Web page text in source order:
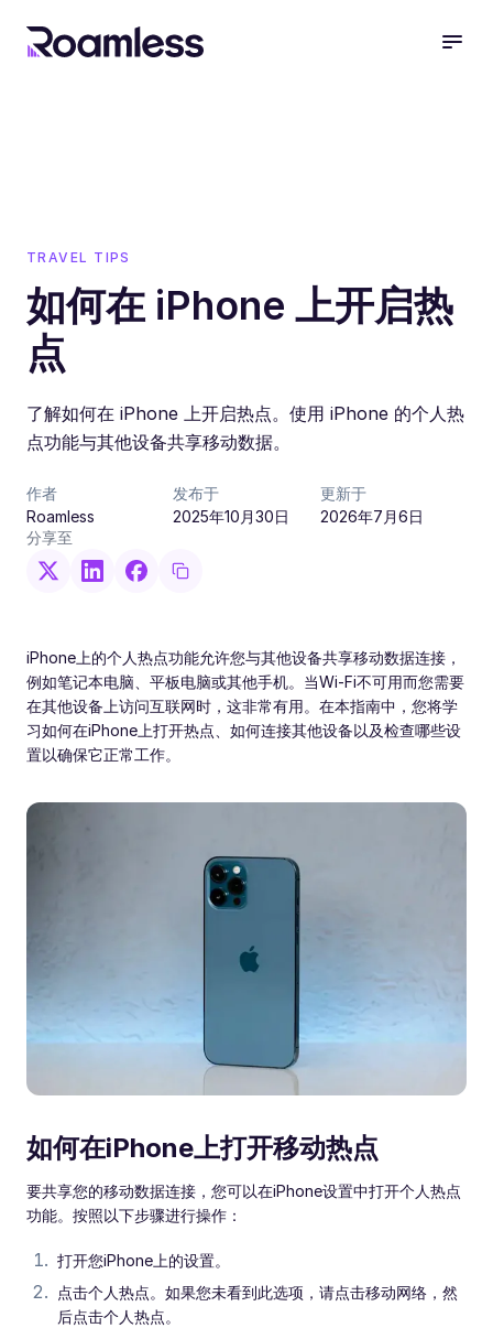
TRAVEL TIPS
如何在 iPhone 上开启热
点
了解如何在 iPhone 上开启热点。使用 iPhone 的个人热
点功能与其他设备共享移动数据。
作者
Roamless
发布于
2025年10月30日
更新于
2026年7月6日
分享至
iPhone上的个人热点功能允许您与其他设备共享移动数据连接，
例如笔记本电脑、平板电脑或其他手机。当Wi-Fi不可用而您需要
在其他设备上访问互联网时，这非常有用。在本指南中，您将学
习如何在iPhone上打开热点、如何连接其他设备以及检查哪些设
置以确保它正常工作。
如何在iPhone上打开移动热点
要共享您的移动数据连接，您可以在iPhone设置中打开个人热点
功能。按照以下步骤进行操作：
打开您iPhone上的设置。
点击个人热点。如果您未看到此选项，请点击移动网络，然
后点击个人热点。